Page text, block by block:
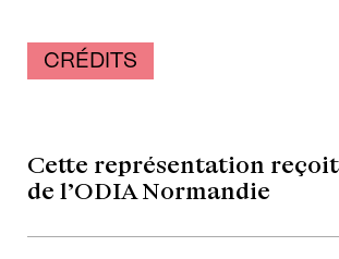
CRÉDITS
Cette représentation
de l’ODIA Normandie